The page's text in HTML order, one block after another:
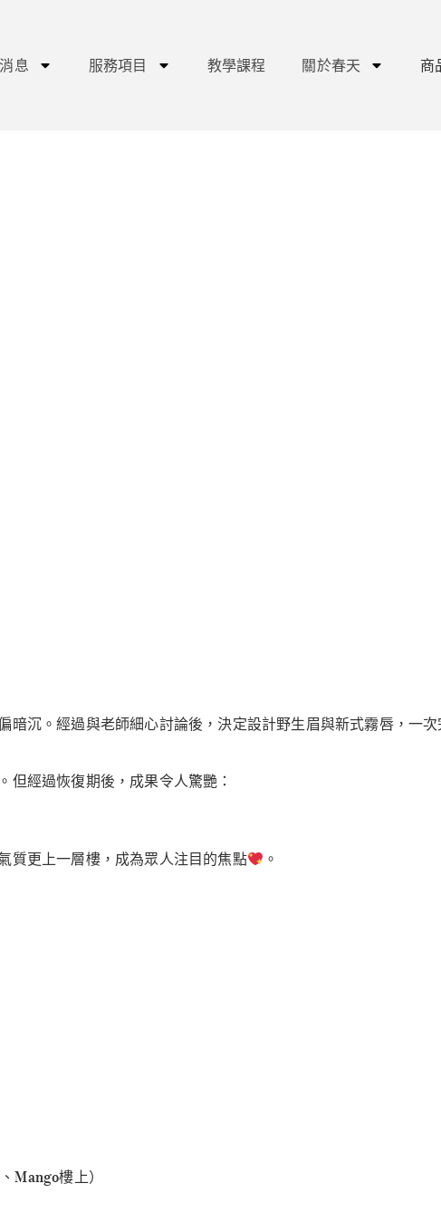
息 服務項目 教學課程 關於春天 商
沉。經過與老師細心討論後，決定設計野生眉與新式霧唇，一
但經過恢復期後，成果令人驚艷：
質更上一層樓，成為眾人注目的焦點
。
Mango樓上）